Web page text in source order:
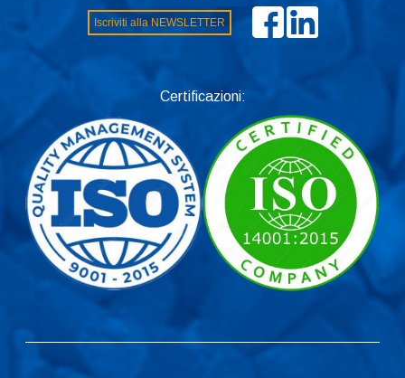
Iscriviti alla NEWSLETTER
Certificazioni: